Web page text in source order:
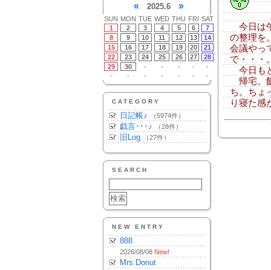
« 2025.6 »
SUN MON TUE WED THU FRI SAT
1
2 3 4 5 6
7
8
9 10 11 12 13
14
15
16 17 18 19 20
21
22
23 24 25 26 27
28
29
30 - - - -
-
-
- - - - - -
CATEGORY
日記帳♪ （5974件）
戯言･･･♪ （28件）
旧Log （27件）
SEARCH
NEW ENTRY
888
2026/08/08 New!
Mrs.Donut
今日は
の整理を
会議やっ
で・・・
今日も
帰宅。
ち。ちょ
り寝た感